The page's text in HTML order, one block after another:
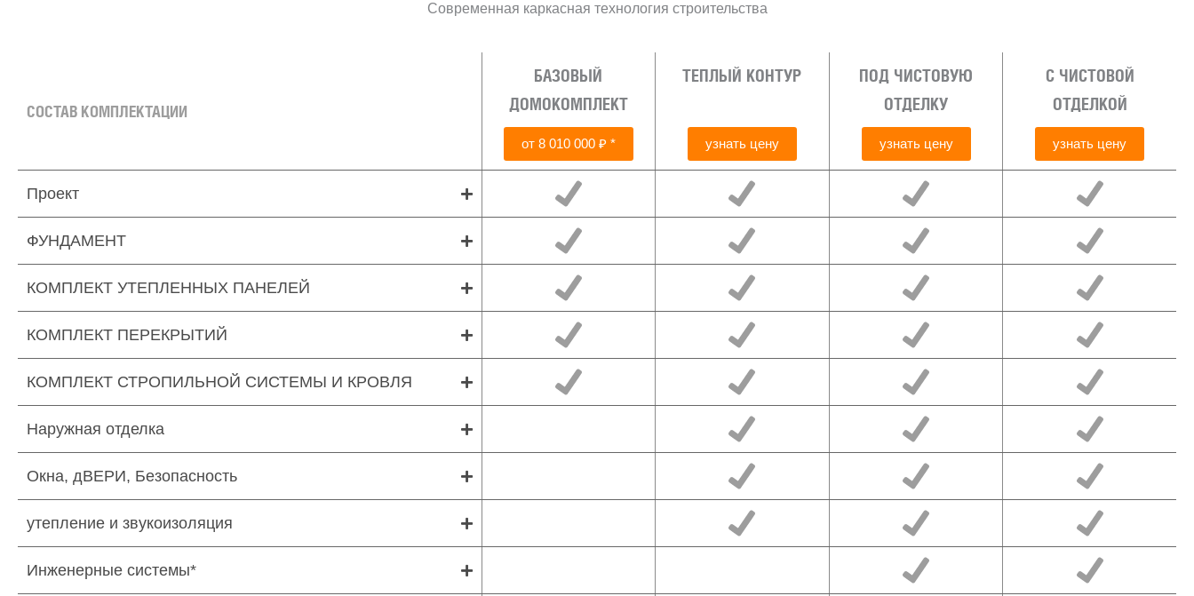
Современная каркасная технология строительства
СОСТАВ КОМПЛЕКТАЦИИ
БАЗОВЫЙ
ДОМОКОМПЛЕКТ
от 8 010 000 ₽ *
ТЕПЛЫЙ КОНТУР
узнать цену
ПОД ЧИСТОВУЮ
ОТДЕЛКУ
узнать цену
С ЧИСТОВОЙ
ОТДЕЛКОЙ
узнать цену
Проект
ФУНДАМЕНТ
КОМПЛЕКТ УТЕПЛЕННЫХ ПАНЕЛЕЙ
КОМПЛЕКТ ПЕРЕКРЫТИЙ
КОМПЛЕКТ СТРОПИЛЬНОЙ СИСТЕМЫ И КРОВЛЯ
Наружная отделка
Окна, дВЕРИ, Безопасность
утепление и звукоизоляция
Инженерные системы*